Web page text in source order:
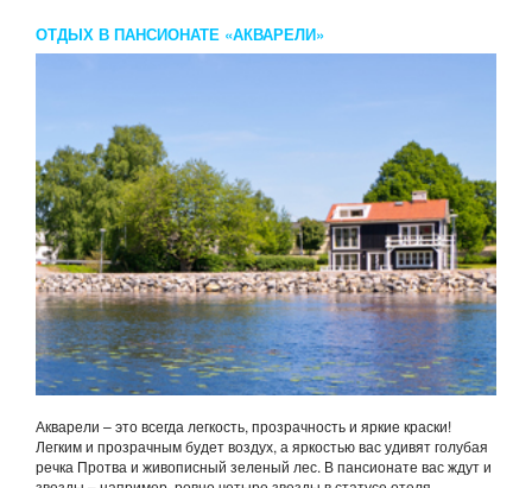
ОТДЫХ В ПАНСИОНАТЕ «АКВАРЕЛИ»
Акварели – это всегда легкость, прозрачность и яркие краски!
Легким и прозрачным будет воздух, а яркостью вас удивят голубая
речка Протва и живописный зеленый лес. В пансионате вас ждут и